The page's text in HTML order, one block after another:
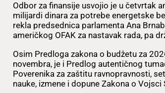
Odbor za finansije usvojio je u četvrtak
milijardi dinara za potrebe energetske
rekla predsednica parlamenta Ana
američkog OFAK za nastavak rada, pa
Osim Predloga zakona o budžetu za
novembra, je i Predlog autentičnog
Poverenika za zaštitu ravnopravnosti,
nauke, izmene i dopune Zakona o